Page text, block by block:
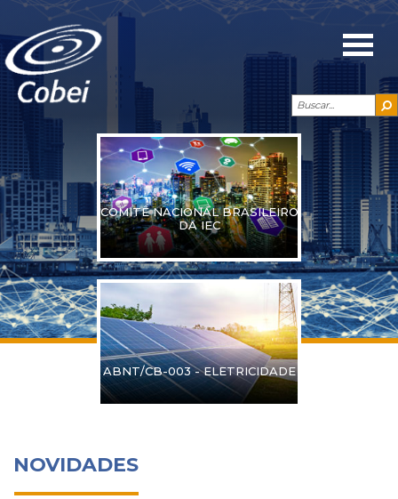
COMITÊ NACIONAL BRASILEIRO
DA IEC
ABNT/CB-003 - ELETRICIDADE
NOVIDADES